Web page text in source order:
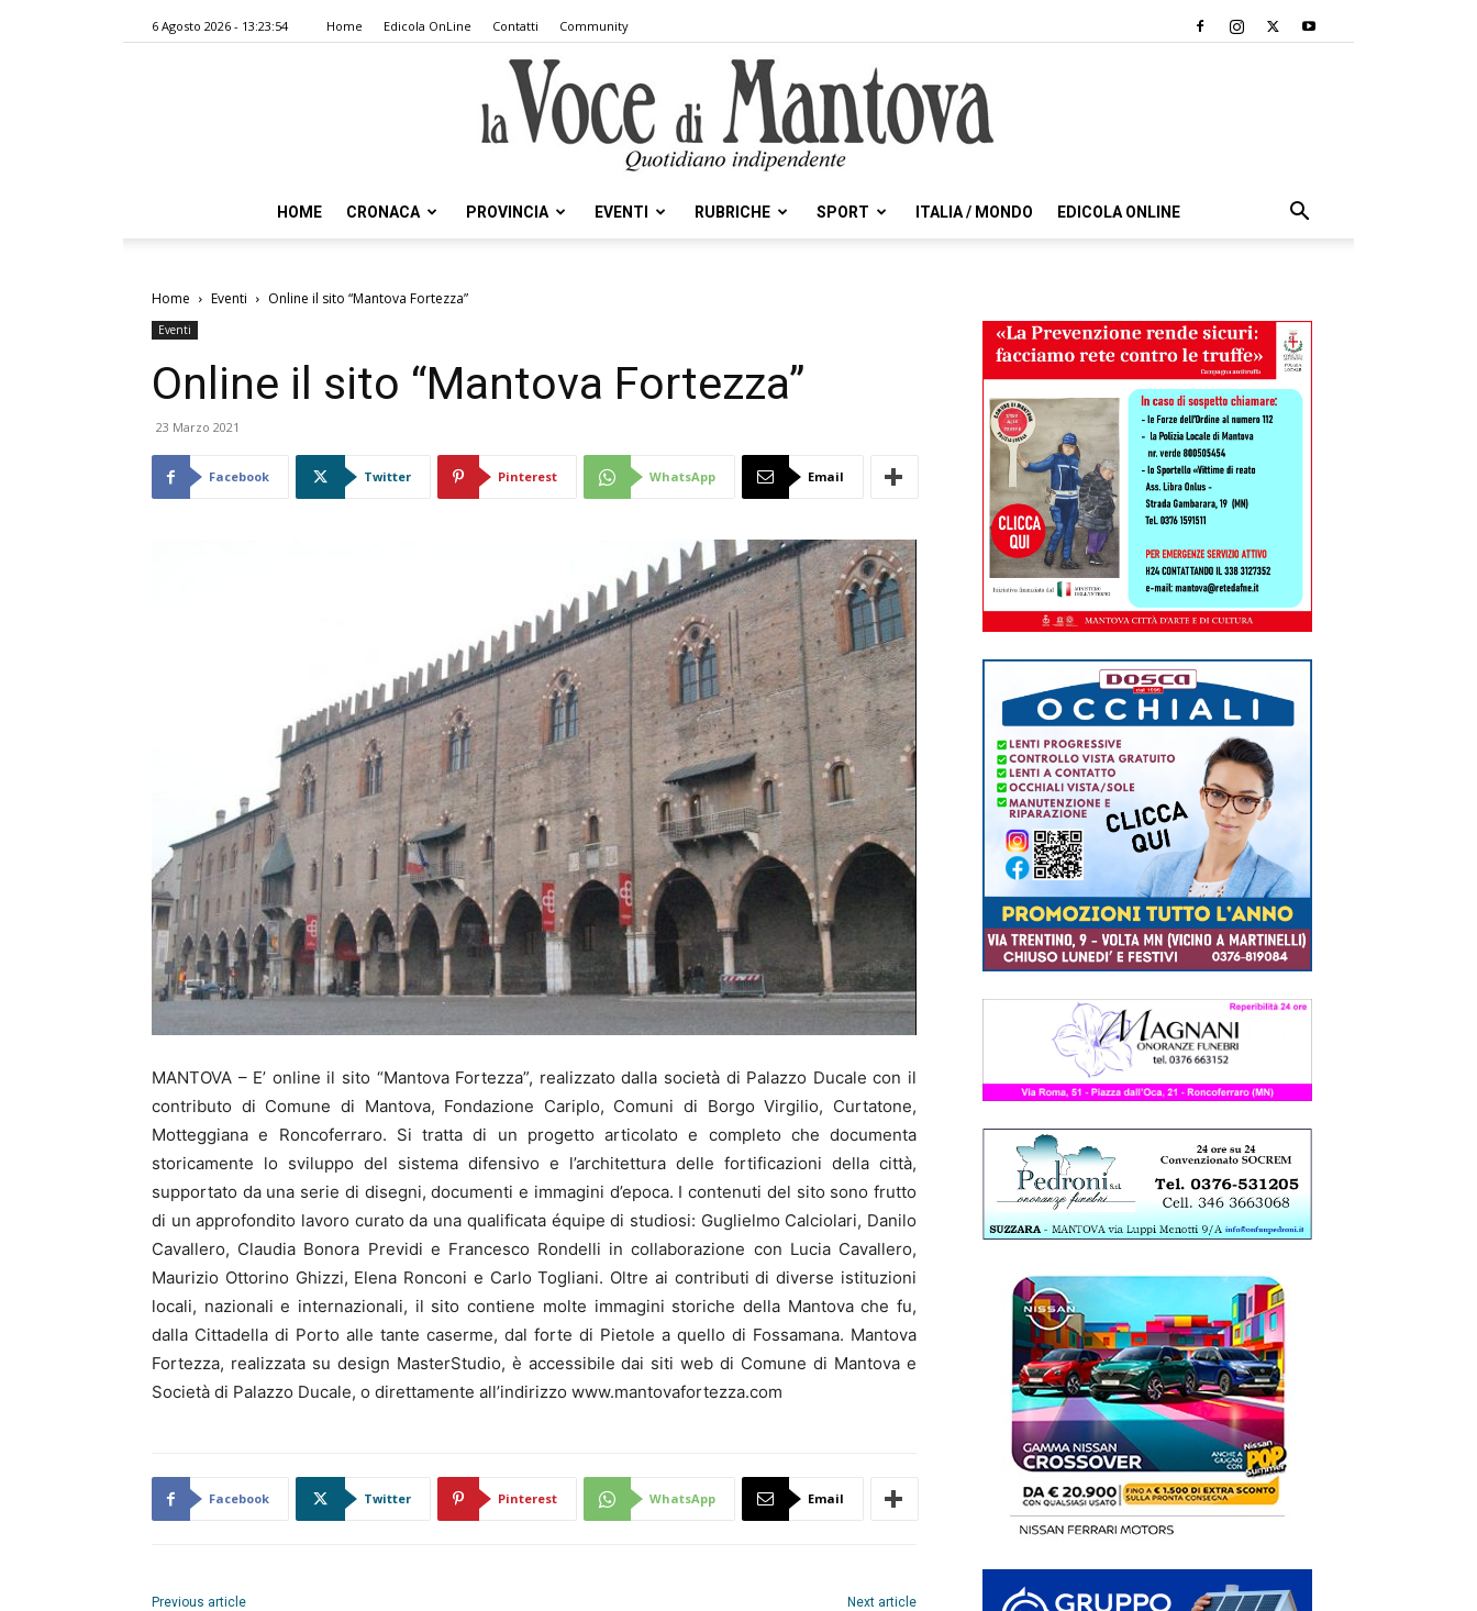
6 Agosto 2026 - 13:23:54 Home Edicola OnLine Contatti Community
Voce
Mantova
HOME CRONACA PROVINCIA EVENTI RUBRICHE SPORT ITALIA / MONDO EDICOLA ONLINE
Home Eventi Online il sito “Mantova Fortezza”
Eventi
Online il sito “Mantova Fortezza”
23 Marzo 2021
Facebook Twitter Pinterest WhatsApp Email
MANTOVA – E’ online il sito “Mantova Fortezza”, realizzato dalla società di Palazzo Ducale con il
contributo di Comune di Mantova, Fondazione Cariplo, Comuni di Borgo Virgilio, Curtatone,
Motteggiana e Roncoferraro. Si tratta di un progetto articolato e completo che documenta
storicamente lo sviluppo del sistema difensivo e l’architettura delle fortificazioni della città,
supportato da una serie di disegni, documenti e immagini d’epoca. I contenuti del sito sono frutto
di un approfondito lavoro curato da una qualificata équipe di studiosi: Guglielmo Calciolari, Danilo
Cavallero, Claudia Bonora Previdi e Francesco Rondelli in collaborazione con Lucia Cavallero,
Maurizio Ottorino Ghizzi, Elena Ronconi e Carlo Togliani. Oltre ai contributi di diverse istituzioni
locali, nazionali e internazionali, il sito contiene molte immagini storiche della Mantova che fu,
dalla Cittadella di Porto alle tante caserme, dal forte di Pietole a quello di Fossamana. Mantova
Fortezza, realizzata su design MasterStudio, è accessibile dai siti web di Comune di Mantova e
Società di Palazzo Ducale, o direttamente all’indirizzo www.mantovafortezza.com
Facebook Twitter Pinterest WhatsApp Email
Previous article Next article